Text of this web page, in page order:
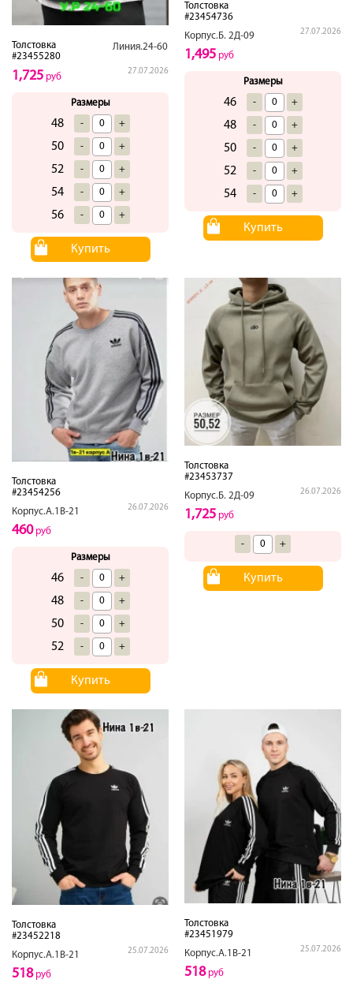
Толстовка
#23455280
Линия.24-60
27.07.2026
1,725 руб
Размеры
48 - +
50 - +
52 - +
54 - +
56 - +
Купить
Толстовка
#23454736
Корпус.Б. 2Д-09
27.07.2026
1,495 руб
Размеры
46 - +
48 - +
50 - +
52 - +
54 - +
Купить
Толстовка
#23454256
Корпус.А.1В-21
26.07.2026
460руб
Размеры
46 - +
48 - +
50 - +
52 - +
Купить
Толстовка
#23453737
Корпус.Б. 2Д-09
26.07.2026
1,725 руб
- +
Купить
Толстовка
#23452218
Корпус.А.1В-21
25.07.2026
518руб
Толстовка
#23451979
Корпус.А.1В-21
25.07.2026
518руб